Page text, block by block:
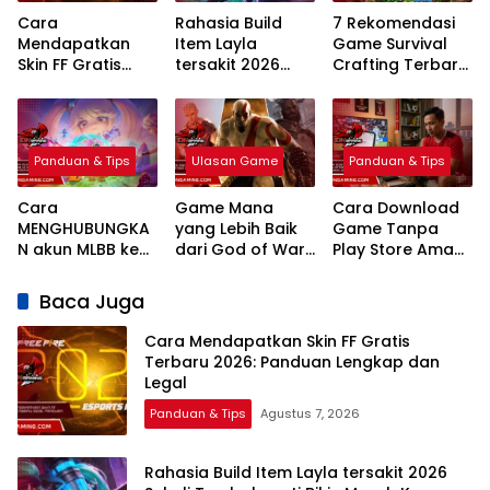
Cara
Mendapatkan
Skin FF Gratis
Panduan
Lengkap dan
Legal
Rahasia Build
Item Layla
tersakit 2026
mati Bikin Musuh
Kena Mental
7 Rekomendasi
Game Survival
Crafting Terbaru
Realistis
Panduan & Tips
Cara
MENGHUBUNGKA
N akun MLBB ke
Sinkronisasi Data
Game
Ulasan Game
Game Mana
yang Lebih Baik
dari God of War:
Panduan & Tips
Cara Download
Game Tanpa
Play Store Aman
Baca Juga
Cara Mendapatkan Skin FF Gratis
Terbaru 2026: Panduan Lengkap dan
Legal
Panduan & Tips Agustus 7, 2026
Rahasia Build Item Layla tersakit 2026